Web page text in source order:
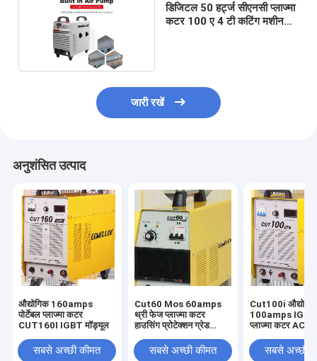
डिजिटल 50 हर्ट्ज सीएनसी प्लाज्मा
कटर 100 ए 4 टी कटिंग मशीन
जारी रखें
अनुशंसित उत्पाद
औद्योगिक 160amps
पोर्टेबल प्लाज्मा कटर
CUT160I IGBT मॉड्यूल
सबसे अच्छी कीमत
Cut60 Mos 60amps
थ्री फेज प्लाज्मा कटर
हाउसिंग प्रोटेक्शन ग्रेड
सबसे अच्छी कीमत
Cut100i
100amps IGBT
प्लाज्मा कटर
सबसे अच्छी